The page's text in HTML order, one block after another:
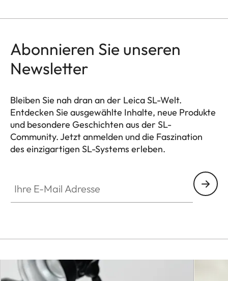
Abonnieren Sie unseren
Newsletter
Bleiben Sie nah dran an der Leica SL-Welt.
Entdecken Sie ausgewählte Inhalte, neue Produkte
und besondere Geschichten aus der SL-
Community. Jetzt anmelden und die Faszination
des einzigartigen SL-Systems erleben.